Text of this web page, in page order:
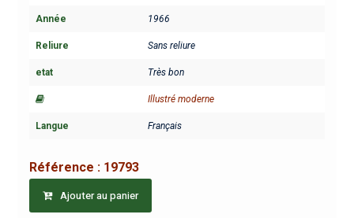
Année 1966
Reliure Sans reliure
etat Très bon
Illustré moderne
Langue Français
Référence : 19793
Ajouter au panier